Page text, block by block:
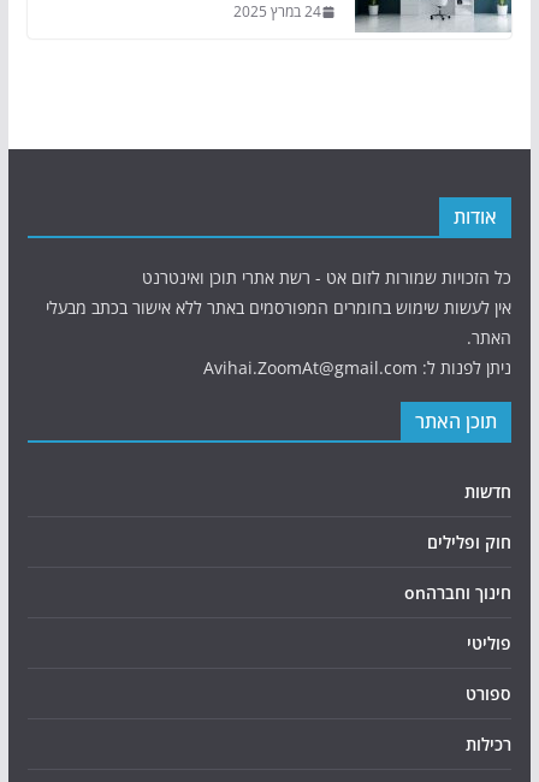
24 במרץ 2025
אודות
כל הזכויות שמורות לזום אט - רשת אתרי תוכן ואינטרנט
אין לעשות שימוש בחומרים המפורסמים באתר ללא אישור בכתב מבעלי
האתר.
ניתן לפנות ל: Avihai.ZoomAt@gmail.com
תוכן האתר
חדשות
חוק ופלילים
חינוך וחברהon
פוליטי
ספורט
רכילות